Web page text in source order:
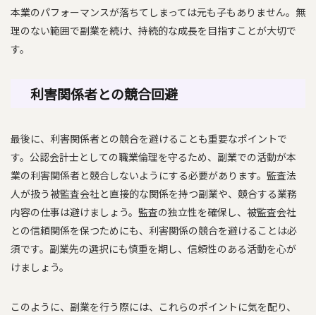
本業のパフォーマンスが落ちてしまっては元も子もありません。無
理のない範囲で副業を続け、持続的な成長を目指すことが大切で
す。
利害関係者との競合回避
最後に、利害関係者との競合を避けることも重要なポイントで
す。公認会計士としての職業倫理を守るため、副業での活動が本
業の利害関係者と競合しないようにする必要があります。監査法
人が扱う被監査会社と直接的な関係を持つ副業や、競合する業務
内容の仕事は避けましょう。監査の独立性を確保し、被監査会社
との信頼関係を保つためにも、利害関係の競合を避けることは必
須です。副業先の選択にも慎重を期し、信頼性のある活動を心が
けましょう。
このように、副業を行う際には、これらのポイントに気を配り、